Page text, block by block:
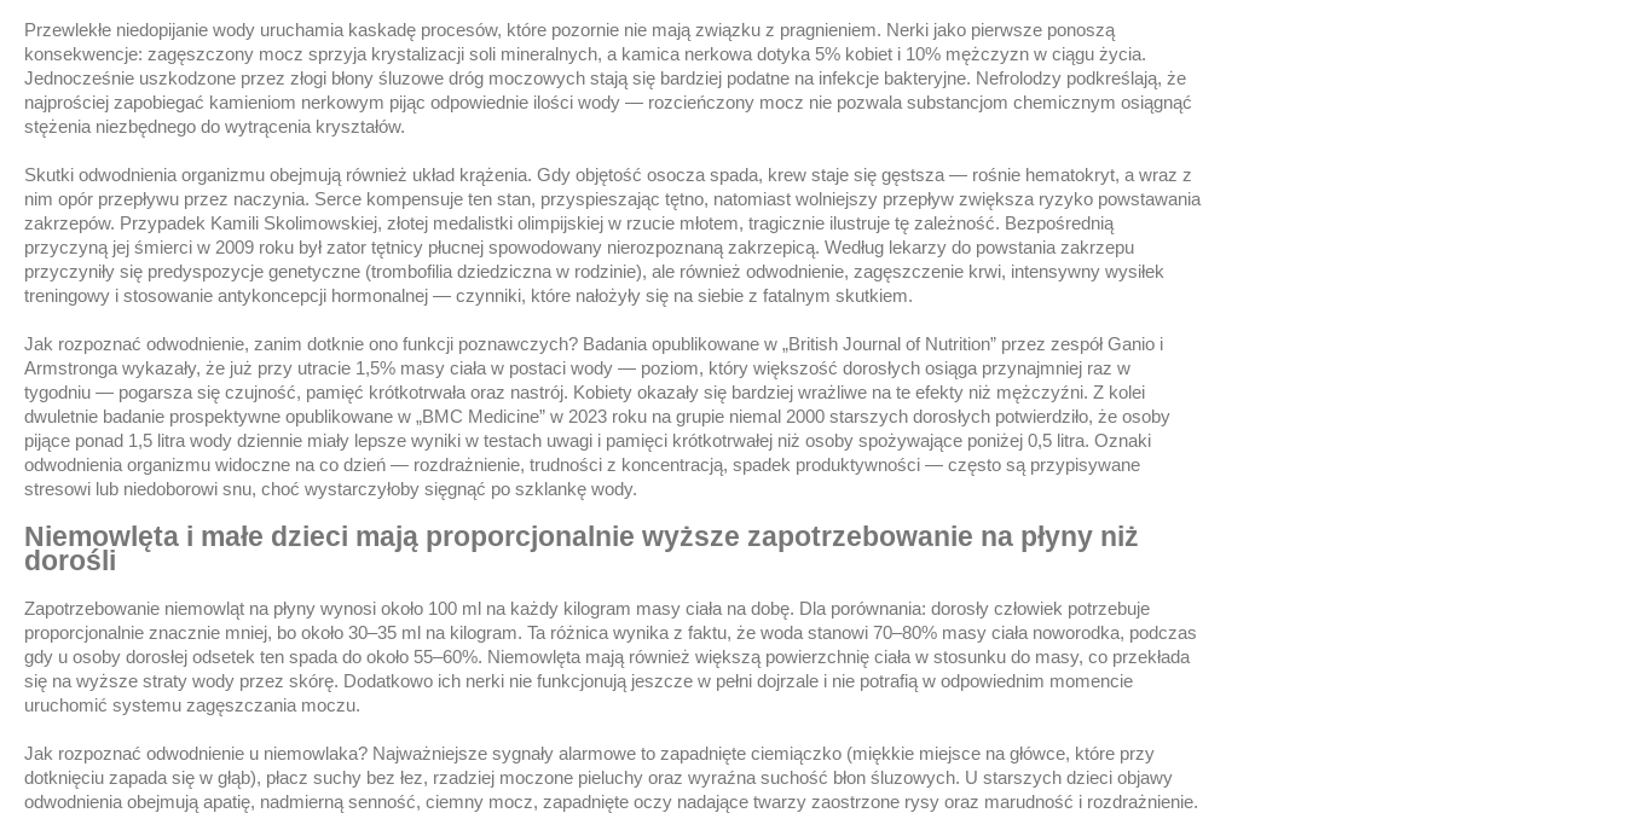
Przewlekłe niedopijanie wody uruchamia kaskadę procesów, które pozornie nie mają związku z pragnieniem. Nerki jako pierwsze ponoszą
konsekwencje: zagęszczony mocz sprzyja krystalizacji soli mineralnych, a kamica nerkowa dotyka 5% kobiet i 10% mężczyzn w ciągu życia.
Jednocześnie uszkodzone przez złogi błony śluzowe dróg moczowych stają się bardziej podatne na infekcje bakteryjne. Nefrolodzy podkreślają, że
najprościej zapobiegać kamieniom nerkowym pijąc odpowiednie ilości wody — rozcieńczony mocz nie pozwala substancjom chemicznym osiągnąć
stężenia niezbędnego do wytrącenia kryształów.
Skutki odwodnienia organizmu obejmują również układ krążenia. Gdy objętość osocza spada, krew staje się gęstsza — rośnie hematokryt, a wraz z
nim opór przepływu przez naczynia. Serce kompensuje ten stan, przyspieszając tętno, natomiast wolniejszy przepływ zwiększa ryzyko powstawania
zakrzepów. Przypadek Kamili Skolimowskiej, złotej medalistki olimpijskiej w rzucie młotem, tragicznie ilustruje tę zależność. Bezpośrednią
przyczyną jej śmierci w 2009 roku był zator tętnicy płucnej spowodowany nierozpoznaną zakrzepicą. Według lekarzy do powstania zakrzepu
przyczyniły się predyspozycje genetyczne (trombofilia dziedziczna w rodzinie), ale również odwodnienie, zagęszczenie krwi, intensywny wysiłek
treningowy i stosowanie antykoncepcji hormonalnej — czynniki, które nałożyły się na siebie z fatalnym skutkiem.
Jak rozpoznać odwodnienie, zanim dotknie ono funkcji poznawczych? Badania opublikowane w „British Journal of Nutrition” przez zespół Ganio i
Armstronga wykazały, że już przy utracie 1,5% masy ciała w postaci wody — poziom, który większość dorosłych osiąga przynajmniej raz w
tygodniu — pogarsza się czujność, pamięć krótkotrwała oraz nastrój. Kobiety okazały się bardziej wrażliwe na te efekty niż mężczyźni. Z kolei
dwuletnie badanie prospektywne opublikowane w „BMC Medicine” w 2023 roku na grupie niemal 2000 starszych dorosłych potwierdziło, że osoby
pijące ponad 1,5 litra wody dziennie miały lepsze wyniki w testach uwagi i pamięci krótkotrwałej niż osoby spożywające poniżej 0,5 litra. Oznaki
odwodnienia organizmu widoczne na co dzień — rozdrażnienie, trudności z koncentracją, spadek produktywności — często są przypisywane
stresowi lub niedoborowi snu, choć wystarczyłoby sięgnąć po szklankę wody.
Niemowlęta i małe dzieci mają proporcjonalnie wyższe zapotrzebowanie na płyny niż
dorośli
Zapotrzebowanie niemowląt na płyny wynosi około 100 ml na każdy kilogram masy ciała na dobę. Dla porównania: dorosły człowiek potrzebuje
proporcjonalnie znacznie mniej, bo około 30–35 ml na kilogram. Ta różnica wynika z faktu, że woda stanowi 70–80% masy ciała noworodka, podczas
gdy u osoby dorosłej odsetek ten spada do około 55–60%. Niemowlęta mają również większą powierzchnię ciała w stosunku do masy, co przekłada
się na wyższe straty wody przez skórę. Dodatkowo ich nerki nie funkcjonują jeszcze w pełni dojrzale i nie potrafią w odpowiednim momencie
uruchomić systemu zagęszczania moczu.
Jak rozpoznać odwodnienie u niemowlaka? Najważniejsze sygnały alarmowe to zapadnięte ciemiączko (miękkie miejsce na główce, które przy
dotknięciu zapada się w głąb), płacz suchy bez łez, rzadziej moczone pieluchy oraz wyraźna suchość błon śluzowych. U starszych dzieci objawy
odwodnienia obejmują apatię, nadmierną senność, ciemny mocz, zapadnięte oczy nadające twarzy zaostrzone rysy oraz marudność i rozdrażnienie.